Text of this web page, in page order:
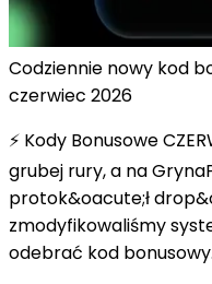
Codziennie nowy kod
czerwiec 2026
⚡ Kody Bonusowe
grubej rury, a na
protok&oacute;ł
zmodyfikowaliśmy
odebrać kod